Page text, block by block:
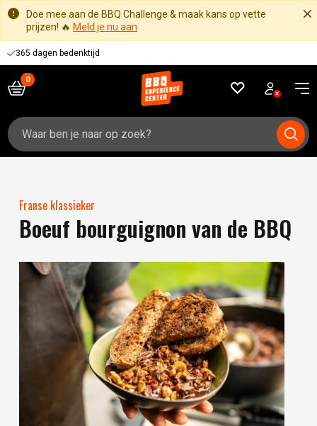
Doe mee aan de BBQ Challenge & maak kans op vette
prijzen! 🔥 Meld je nu aan
365 dagen bedenktijd
Zoeken
naar:
Franse klassieker
Boeuf bourguignon van de BBQ